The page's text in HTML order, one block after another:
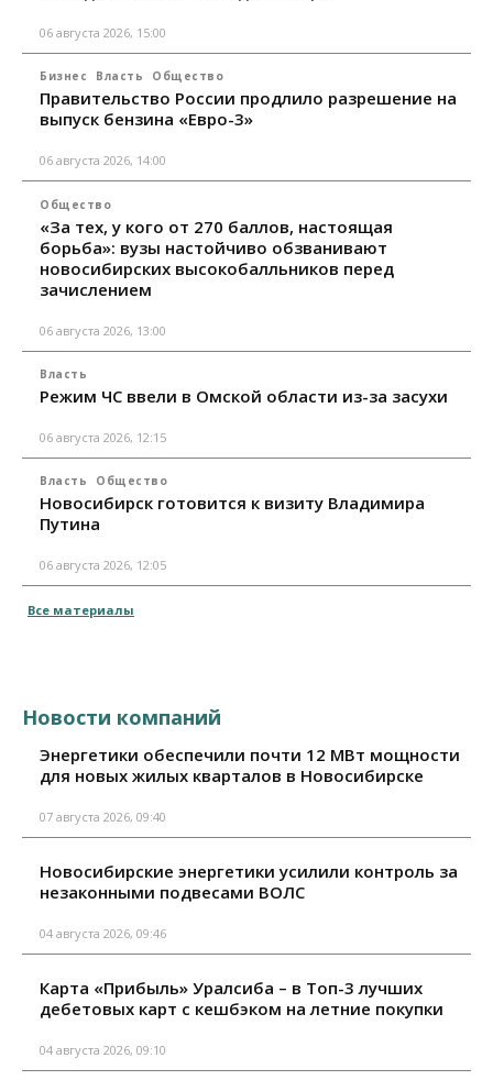
06 августа 2026, 15:00
Бизнес Власть Общество
Правительство России продлило разрешение на
выпуск бензина «Евро-3»
06 августа 2026, 14:00
Общество
«За тех, у кого от 270 баллов, настоящая
борьба»: вузы настойчиво обзванивают
новосибирских высокобалльников перед
зачислением
06 августа 2026, 13:00
Власть
Режим ЧС ввели в Омской области из-за засухи
06 августа 2026, 12:15
Власть Общество
Новосибирск готовится к визиту Владимира
Путина
06 августа 2026, 12:05
Все материалы
Новости компаний
Энергетики обеспечили почти 12 МВт мощности
для новых жилых кварталов в Новосибирске
07 августа 2026, 09:40
Новосибирские энергетики усилили контроль за
незаконными подвесами ВОЛС
04 августа 2026, 09:46
Карта «Прибыль» Уралсиба – в Топ-3 лучших
дебетовых карт с кешбэком на летние покупки
04 августа 2026, 09:10